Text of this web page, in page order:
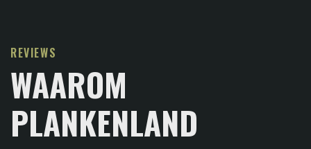
REVIEWS
WAAROM
PLANKENLAND